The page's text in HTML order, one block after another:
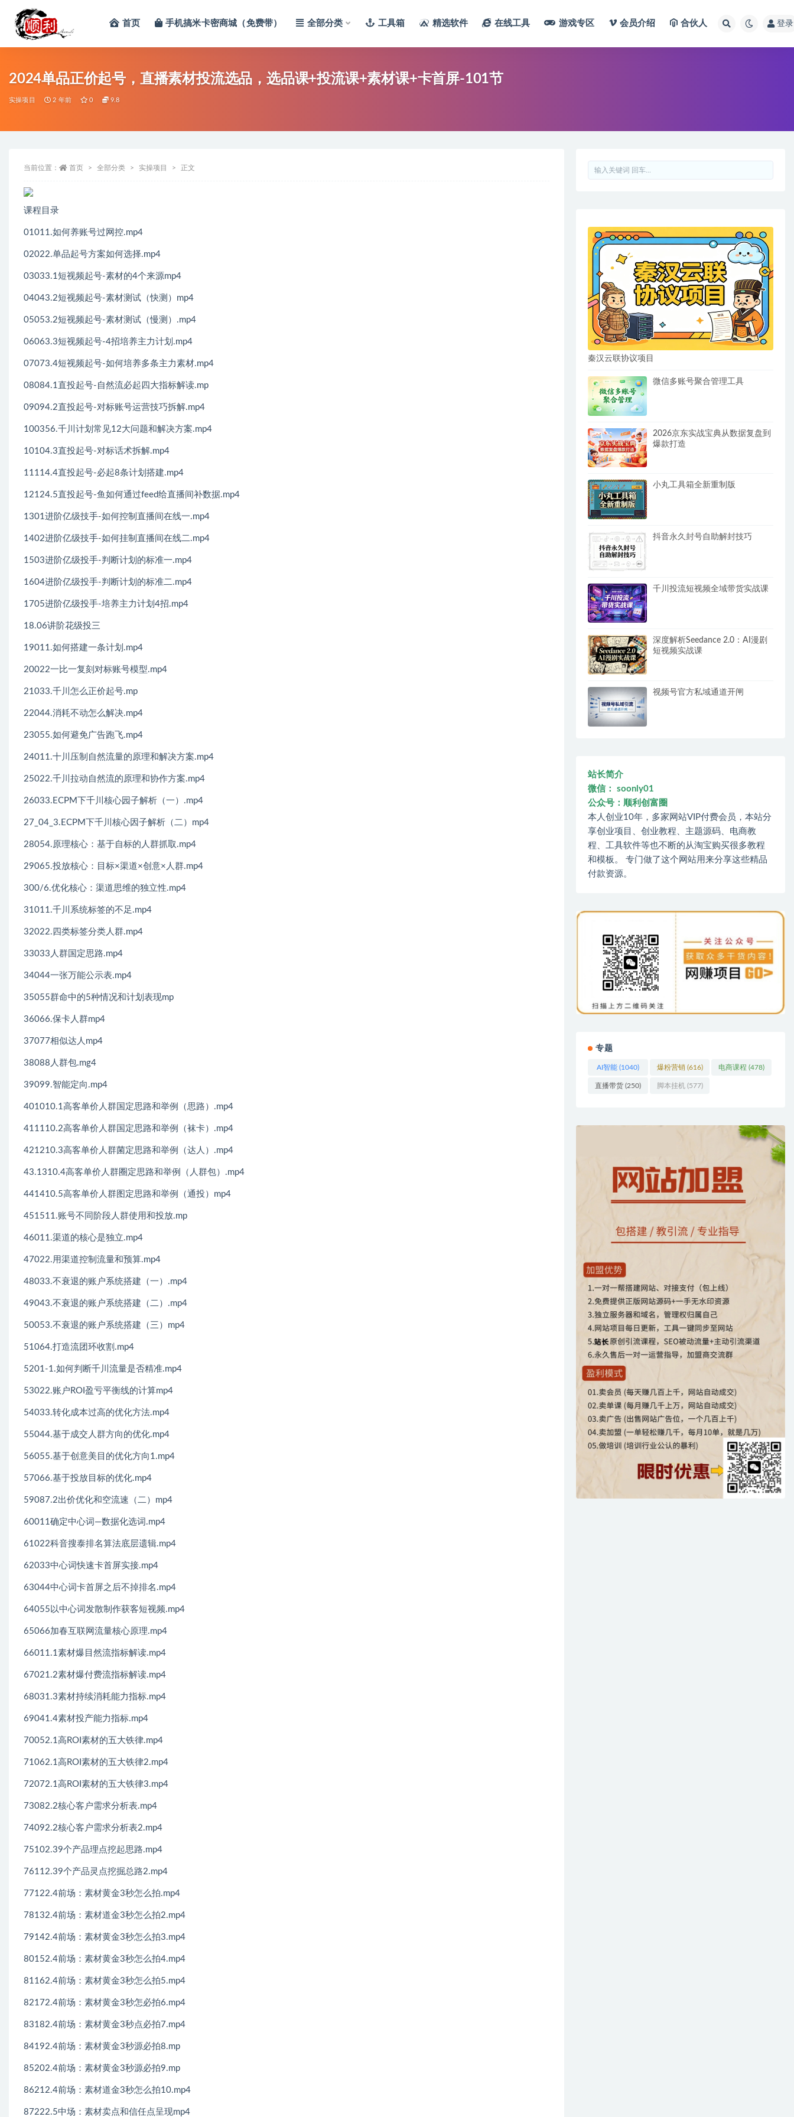
首页 手机搞米卡密商城（免费带） 全部分类 工具箱 精选软件 在线工具 游戏专区 会员介绍 合伙人 登录
2024单品正价起号，直播素材投流选品，选品课+投流课+素材课+卡首屏-101节
实操项目 2 年前 0 9.8
当前位置： 首页 全部分类 实操项目 正文
课程目录
01011.如何养账号过网控.mp4
02022.单品起号方案如何选择.mp4
03033.1短视频起号-素材的4个来源mp4
04043.2短视频起号-素材测试（快测）mp4
05053.2短视频起号-素材测试（慢测）.mp4
06063.3短视频起号-4招培养主力计划.mp4
07073.4短视频起号-如何培养多条主力素材.mp4
08084.1直投起号-自然流必起四大指标解读.mp
09094.2直投起号-对标账号运营技巧拆解.mp4
100356.千川计划常见12大问题和解决方案.mp4
10104.3直投起号-对标话术拆解.mp4
11114.4直投起号-必起8条计划搭建.mp4
12124.5直投起号-鱼如何通过feed给直播间补数据.mp4
1301进阶亿级技手-如何控制直播间在线一.mp4
1402进阶亿级技手-如何挂制直播间在线二.mp4
1503进阶亿级投手-判断计划的标准一.mp4
1604进阶亿级投手-判断计划的标准二.mp4
1705进阶亿级投手-培养主力计划4招.mp4
18.06讲阶花级投三
19011.如何搭建一条计划.mp4
20022一比一复刻对标账号模型.mp4
21033.千川怎么正价起号.mp
22044.消耗不动怎么解决.mp4
23055.如何避免广告跑飞.mp4
24011.十川压制自然流量的原理和解决方案.mp4
25022.千川拉动自然流的原理和协作方案.mp4
26033.ECPM下千川核心园子解析（一）.mp4
27_04_3.ECPM下千川核心因子解析（二）mp4
28054.原理核心：基于自标的人群抓取.mp4
29065.投放核心：目标×渠道×创意×人群.mp4
300/6.优化核心：渠道思维的独立性.mp4
31011.千川系统标签的不足.mp4
32022.四类标签分类人群.mp4
33033人群国定思路.mp4
34044一张万能公示表.mp4
35055群命中的5种情况和计划表现mp
36066.保卡人群mp4
37077相似达人mp4
38088人群包.mg4
39099.智能定向.mp4
401010.1高客单价人群国定思路和举例（思路）.mp4
411110.2高客单价人群国定思路和举例（袜卡）.mp4
421210.3高客单价人群菌定思路和举例（达人）.mp4
43.1310.4高客单价人群圈定思路和举例（人群包）.mp4
441410.5高客单价人群图定思路和举例（通投）mp4
451511.账号不同阶段人群使用和投放.mp
46011.渠道的核心是独立.mp4
47022.用渠道控制流量和预算.mp4
48033.不衰退的账户系统搭建（一）.mp4
49043.不衰退的账户系统搭建（二）.mp4
50053.不衰退的账户系统搭建（三）mp4
51064.打造流团环收割.mp4
5201-1.如何判断千川流量是否精准.mp4
53022.账户ROI盈亏平衡线的计算mp4
54033.转化成本过高的优化方法.mp4
55044.基于成交人群方向的优化.mp4
56055.基于创意美目的优化方向1.mp4
57066.基于投放目标的优化.mp4
59087.2出价优化和空流速（二）mp4
60011确定中心词—数据化选词.mp4
61022科音搜泰排名算法底层遗辑.mp4
62033中心词快速卡首屏实接.mp4
63044中心词卡首屏之后不掉排名.mp4
64055以中心词发散制作获客短视频.mp4
65066加春互联网流量核心原理.mp4
66011.1素材爆目然流指标解读.mp4
67021.2素材爆付费流指标解读.mp4
68031.3素材持续消耗能力指标.mp4
69041.4素材投产能力指标.mp4
70052.1高ROI素材的五大铁律.mp4
71062.1高ROI素材的五大铁律2.mp4
72072.1高ROI素材的五大铁律3.mp4
73082.2核心客户需求分析表.mp4
74092.2核心客户需求分析表2.mp4
75102.39个产品理点挖起思路.mp4
76112.39个产品灵点挖掘总路2.mp4
77122.4前场：素材黄金3秒怎么拍.mp4
78132.4前场：素材道金3秒怎么拍2.mp4
79142.4前场：素材黄金3秒怎么拍3.mp4
80152.4前场：素材黄金3秒怎么拍4.mp4
81162.4前场：素材黄金3秒怎么拍5.mp4
82172.4前场：素材黄金3秒怎必拍6.mp4
83182.4前场：素材黄金3秒点必拍7.mp4
84192.4前场：素材黄金3秒源必拍8.mp
85202.4前场：素材黄金3秒源必拍9.mp
86212.4前场：素材道金3秒怎么拍10.mp4
87222.5中场：素材卖点和信任点呈现mp4
秦汉云联协议项目
微信多账号聚合管理工具
2026京东实战宝典从数据复盘到
爆款打造
小丸工具箱全新重制版
抖音永久封号自助解封技巧
千川投流短视频全域带货实战课
深度解析Seedance 2.0：AI漫剧
短视频实战课
视频号官方私域通道开闸
站长简介
微信： soonly01
公众号：顺利创富圈
本人创业10年，多家网站VIP付费会员，本站分
享创业项目、创业教程、主题源码、电商教
程、工具软件等也不断的从淘宝购买很多教程
和模板。 专门做了这个网站用来分享这些精品
付款资源。
专题
AI智能 (1040) 爆粉营销(616) 电商课程 (478)
直播带货 (250) 脚本挂机(577)